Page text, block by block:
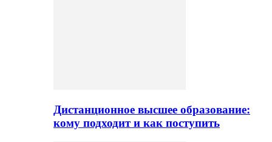
Дистанционное высшее образование:
кому подходит и как поступить